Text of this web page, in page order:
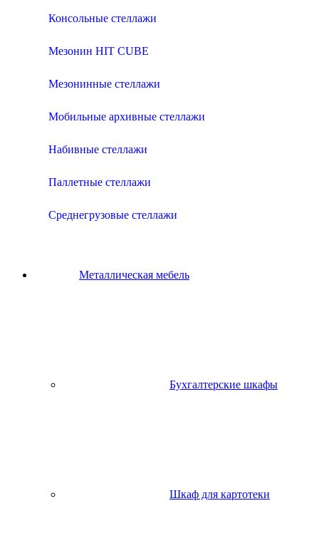
Консольные стеллажи
Мезонин HIT CUBE
Мезонинные стеллажи
Мобильные архивные стеллажи
Набивные стеллажи
Паллетные стеллажи
Среднегрузовые стеллажи
Металлическая мебель
Бухгалтерские шкафы
Шкаф для картотеки